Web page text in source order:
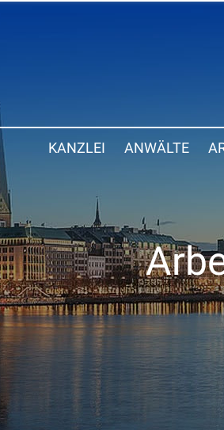
KANZLEI ANWÄLTE